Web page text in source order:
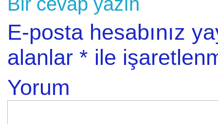
E-posta hesabınız
alanlar * ile
Yorum